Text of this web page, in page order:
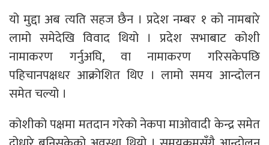
यो मुद्दा अब त्यति सहज छैन । प्रदेश नम्बर १ को नामबारे
लामो समेदेखि विवाद थियो । प्रदेश सभाबाट कोशी
नामाकरण गर्नुअघि, वा नामाकरण गरिसकेपछि
पहिचानपक्षधर आक्रोशित थिए । लामो समय आन्दोलन
समेत चल्यो ।
कोशीको पक्षमा मतदान गरेको नेकपा माओवादी केन्द्र समेत